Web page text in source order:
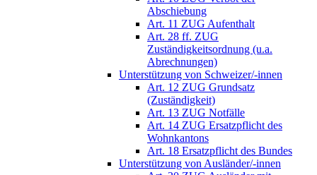
Abschiebung
Art. 11 ZUG Aufenthalt
Art. 28 ff. ZUG
Zuständigkeitsordnung (u.a.
Abrechnungen)
Unterstützung von Schweizer/-innen
Art. 12 ZUG Grundsatz
(Zuständigkeit)
Art. 13 ZUG Notfälle
Art. 14 ZUG Ersatzpflicht des
Wohnkantons
Art. 18 Ersatzpflicht des Bundes
Unterstützung von Ausländer/-innen